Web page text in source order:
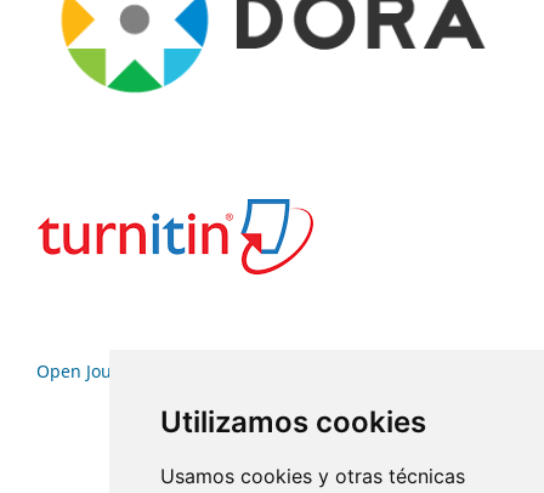
Utilizamos cookies
Usamos cookies y otras técnicas
Open Journal Systems